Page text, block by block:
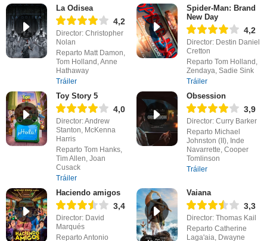
La Odisea
4,2
Director: Christopher
Nolan
Reparto Matt Damon,
Tom Holland, Anne
Hathaway
Tráiler
Spider-Man: Brand
New Day
4,2
Director: Destin Daniel
Cretton
Reparto Tom Holland,
Zendaya, Sadie Sink
Tráiler
Toy Story 5
4,0
Director: Andrew
Stanton, McKenna
Harris
Reparto Tom Hanks,
Tim Allen, Joan
Cusack
Tráiler
Obsession
3,9
Director: Curry Barker
Reparto Michael
Johnston (II), Inde
Navarrette, Cooper
Tomlinson
Tráiler
Haciendo amigos
3,4
Director: David
Marqués
Reparto Antonio
Vaiana
3,3
Director: Thomas Kail
Reparto Catherine
Laga'aia, Dwayne